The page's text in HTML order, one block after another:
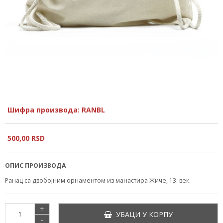
Шифра производа: RANBL
500,00 RSD
ОПИС ПРОИЗВОДА
Ранац са двобојним орнаментом из манастира Жиче, 13. век.
+
-
УБАЦИ У КОРПУ